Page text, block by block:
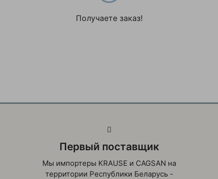
Получаете заказ!
Первый поставщик
Мы импортеры KRAUSE и CAGSAN на
территории Республики Беларусь -